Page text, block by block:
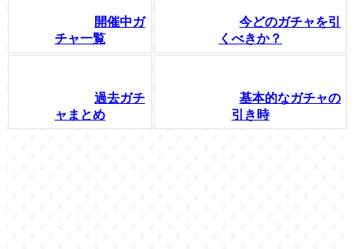
開催中ガ
チャ一覧
今どのガチャを引
くべきか？
過去ガチ
ャまとめ
基本的なガチャの
引き時